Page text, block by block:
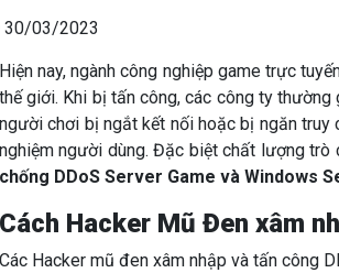
30/03/2023
Hiện nay, ngành công nghiệp game trực
thế giới. Khi bị tấn công, các công ty
người chơi bị ngắt kết nối hoặc bị ngăn truy
nghiệm người dùng. Đặc biệt chất lượng trò
chống DDoS Server Game và Windows
Cách Hacker Mũ Đen xâm
Các Hacker mũ đen xâm nhập và tấn công